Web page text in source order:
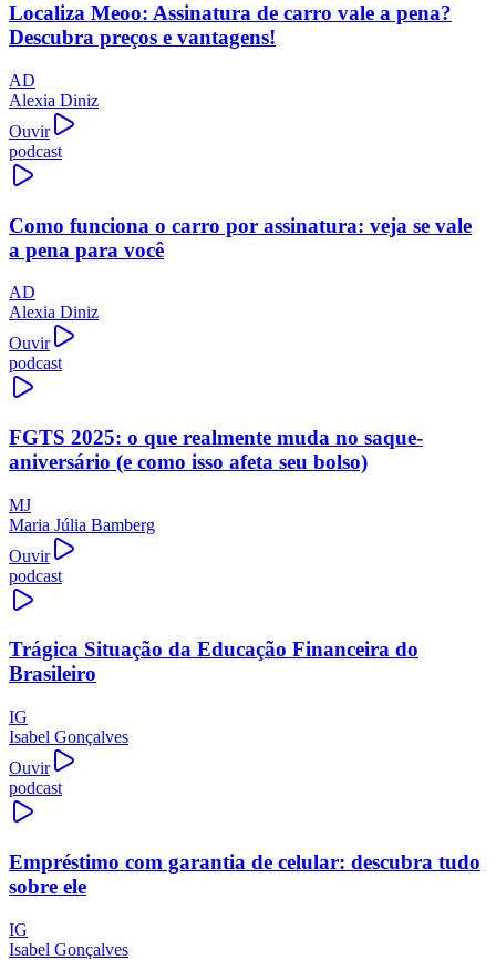
Localiza Meoo: Assinatura de carro vale a pena?
Descubra preços e vantagens!
AD
Alexia Diniz
Ouvir
podcast
Como funciona o carro por assinatura: veja se vale
a pena para você
AD
Alexia Diniz
Ouvir
podcast
FGTS 2025: o que realmente muda no saque-
aniversário (e como isso afeta seu bolso)
MJ
Maria Júlia Bamberg
Ouvir
podcast
Trágica Situação da Educação Financeira do
Brasileiro
IG
Isabel Gonçalves
Ouvir
podcast
Empréstimo com garantia de celular: descubra tudo
sobre ele
IG
Isabel Gonçalves